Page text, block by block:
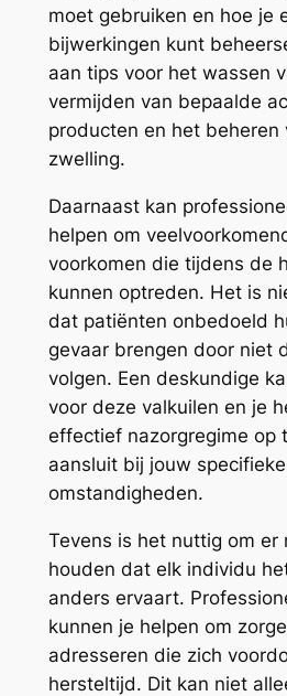
moet gebruiken en hoe je
bijwerkingen kunt
aan tips voor het wassen
vermijden van bepaalde
producten en het beheren
zwelling.
Daarnaast kan
helpen om
voorkomen die tijdens de
kunnen optreden. Het is
dat patiënten onbedoeld
gevaar brengen door niet
volgen. Een deskundige
voor deze valkuilen en je
effectief nazorgregime op
aansluit bij jouw specifieke
omstandigheden.
Tevens is het nuttig om er
houden dat elk individu
anders ervaart.
kunnen je helpen om
adresseren die zich
hersteltijd. Dit kan niet